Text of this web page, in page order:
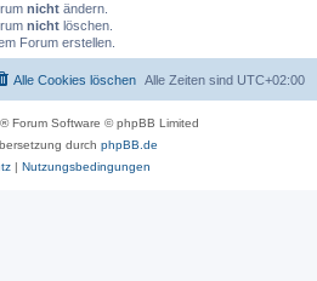
nicht ändern.
nicht löschen.
Forum erstellen.
Alle Zeiten sind UTC+02:00
Alle Cookies löschen
® Forum Software © phpBB Limited
durch phpBB.de
| Nutzungsbedingungen